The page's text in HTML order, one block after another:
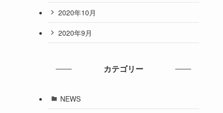
2020年10月
2020年9月
カテゴリー
NEWS